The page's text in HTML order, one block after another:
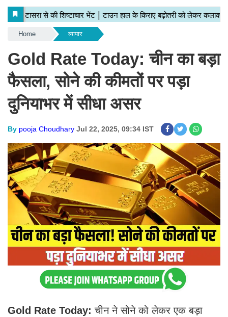
Home व्यापार
Gold Rate Today: चीन का बड़ा
फैसला, सोने की कीमतों पर पड़ा
दुनियाभर में सीधा असर
By pooja Choudhary Jul 22, 2025, 09:34 IST
Gold Rate Today:चीन ने सोने को लेकर एक बड़ा